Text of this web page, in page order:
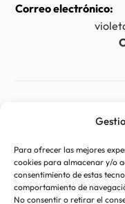
Para ofrecer las mejores
cookies para almacenar y/o
consentimiento de estas
comportamiento de
No consentir o retirar el
Correo electrónico: